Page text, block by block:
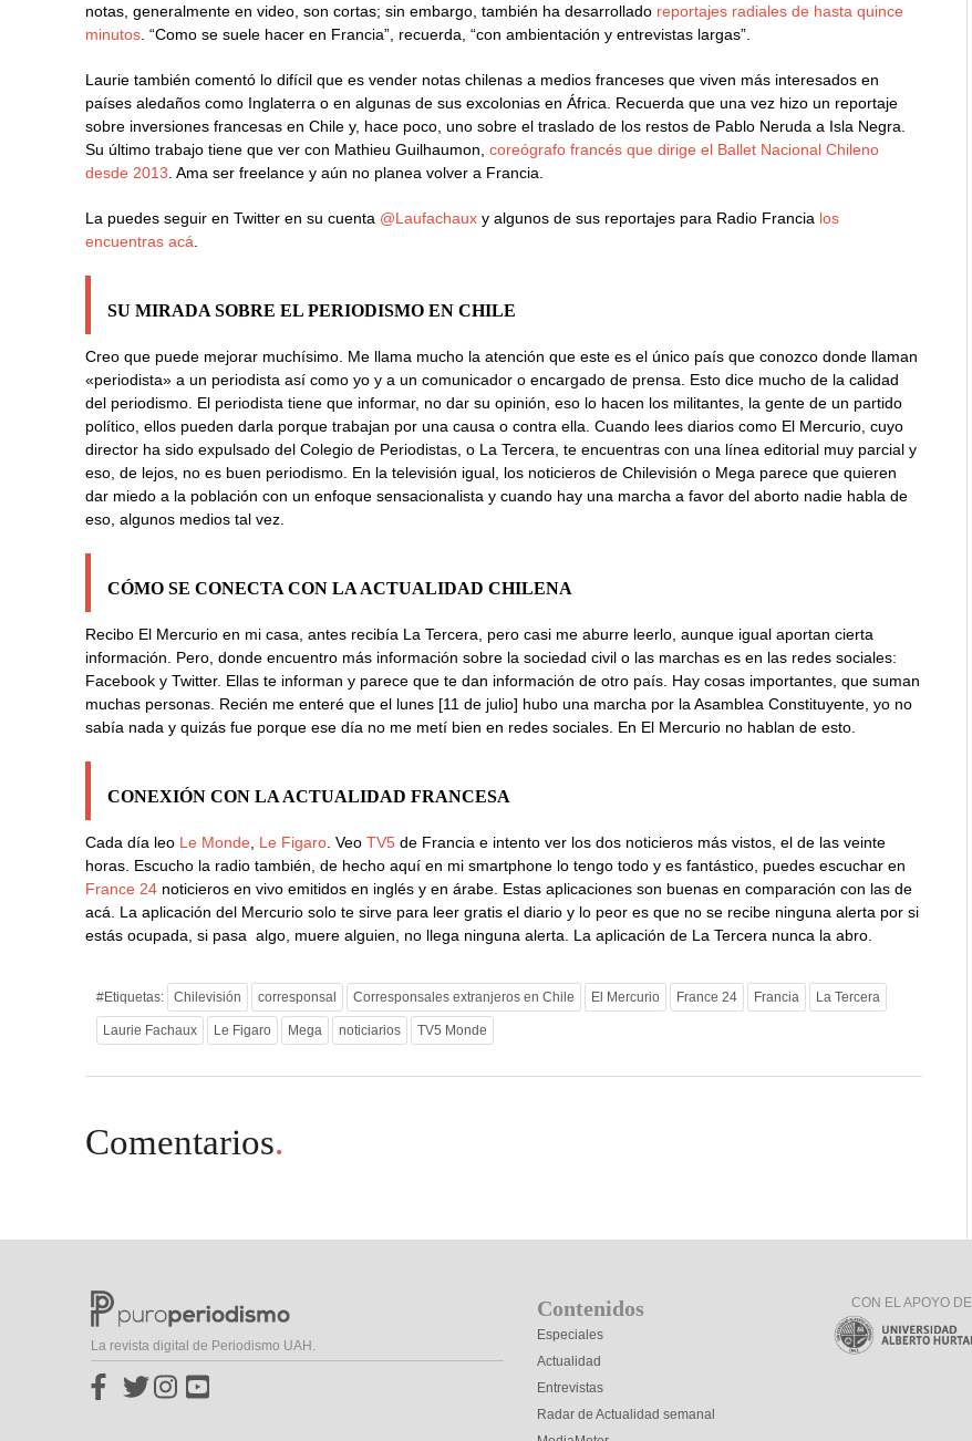
notas, generalmente en video, son cortas; sin embargo, también ha desarrollado reportajes radiales de hasta quince
minutos . “Como se suele hacer en Francia”, recuerda, “con ambientación y entrevistas largas”.
Laurie también comentó lo difícil que es vender notas chilenas a medios franceses que viven más interesados en
países aledaños como Inglaterra o en algunas de sus excolonias en África. Recuerda que una vez hizo un reportaje
sobre inversiones francesas en Chile y, hace poco, uno sobre el traslado de los restos de Pablo Neruda a Isla Negra.
Su último trabajo tiene que ver con Mathieu Guilhaumon,coreógrafo francés que dirige el Ballet Nacional Chileno
desde 2013 . Ama ser freelance y aún no planea volver a Francia.
La puedes seguir en Twitter en su cuenta @Laufachauxy algunos de sus reportajes para Radio Francia los
encuentras acá
SU MIRADA SOBRE EL PERIODISMO EN CHILE
Creo que puede mejorar muchísimo. Me llama mucho la atención que este es el único país que conozco donde llaman
«periodista» a un periodista así como yo y a un comunicador o encargado de prensa. Esto dice mucho de la calidad
del periodismo. El periodista tiene que informar, no dar su opinión, eso lo hacen los militantes, la gente de un partido
político, ellos pueden darla porque trabajan por una causa o contra ella. Cuando lees diarios como El Mercurio, cuyo
director ha sido expulsado del Colegio de Periodistas, o La Tercera, te encuentras con una línea editorial muy parcial y
eso, de lejos, no es buen periodismo. En la televisión igual, los noticieros de Chilevisión o Mega parece que quieren
dar miedo a la población con un enfoque sensacionalista y cuando hay una marcha a favor del aborto nadie habla de
eso, algunos medios tal vez.
CÓMO SE CONECTA CON LA ACTUALIDAD CHILENA
Recibo El Mercurio en mi casa, antes recibía La Tercera, pero casi me aburre leerlo, aunque igual aportan cierta
información. Pero, donde encuentro más información sobre la sociedad civil o las marchas es en las redes sociales:
Facebook y Twitter. Ellas te informan y parece que te dan información de otro país. Hay cosas importantes, que suman
muchas personas. Recién me enteré que el lunes [11 de julio] hubo una marcha por la Asamblea Constituyente, yo no
sabía nada y quizás fue porque ese día no me metí bien en redes sociales. En El Mercurio no hablan de esto.
CONEXIÓN CON LA ACTUALIDAD FRANCESA
Cada día leo Le Monde Le Figaro . VeoTV5 de Francia e intento ver los dos noticieros más vistos, el de las veinte
horas. Escucho la radio también, de hecho aquí en mi smartphone lo tengo todo y es fantástico, puedes escuchar en
France 24 noticieros en vivo emitidos en inglés y en árabe. Estas aplicaciones son buenas en comparación con las de
acá. La aplicación del Mercurio solo te sirve para leer gratis el diario y lo peor es que no se recibe ninguna alerta por si
estás ocupada, si pasa algo, muere alguien, no llega ninguna alerta. La aplicación de La Tercera nunca la abro.
#Etiquetas: Chilevisión corresponsal Corresponsales extranjeros en Chile El Mercurio France 24 Francia La Tercera
Laurie Fachaux Le Figaro Mega noticiarios TV5 Monde
Comentarios.
La revista digital de Periodismo UAH.
Contenidos
Especiales
Actualidad
Entrevistas
Radar de Actualidad semanal
CON EL APOYO DE